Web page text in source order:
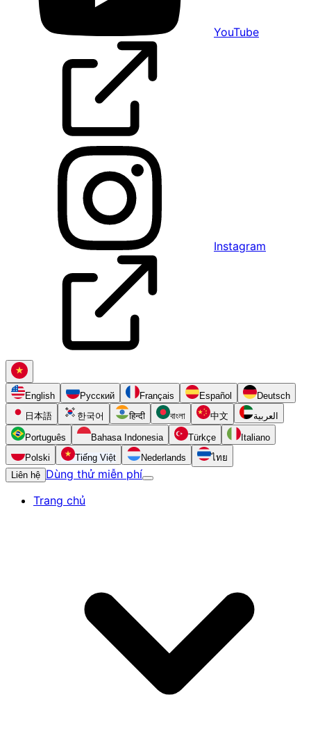
YouTube
Instagram
English Русский Français Español
Deutsch
日本語
한국어 हिन्दी বাংলা 中文 العربية
Português Bahasa Indonesia Türkçe
Italiano
Polski
Tiếng Việt Nederlands
ไทย
Liên hệ Dùng thử miễn phí
Trang chủ